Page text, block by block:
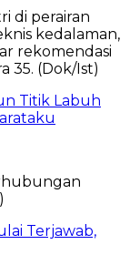
Titik Labuh
Terjawab,